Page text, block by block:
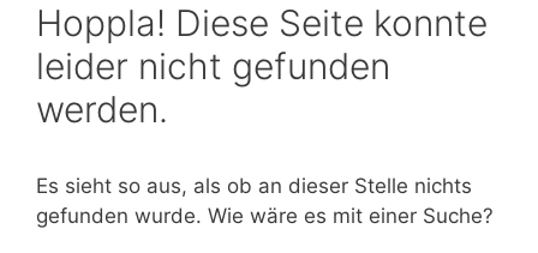
Hoppla! Diese Seite konnte
leider nicht gefunden
werden.
Es sieht so aus, als ob an dieser Stelle nichts
gefunden wurde. Wie wäre es mit einer Suche?